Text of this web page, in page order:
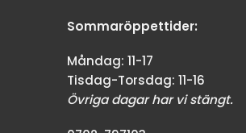
Sommaröppettider:
Måndag: 11-17
Tisdag-Torsdag: 11-16
Övriga dagar har vi stängt.